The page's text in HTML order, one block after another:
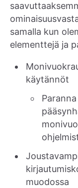
samalla kun
elementtejä ja
käytännöt
muodossa